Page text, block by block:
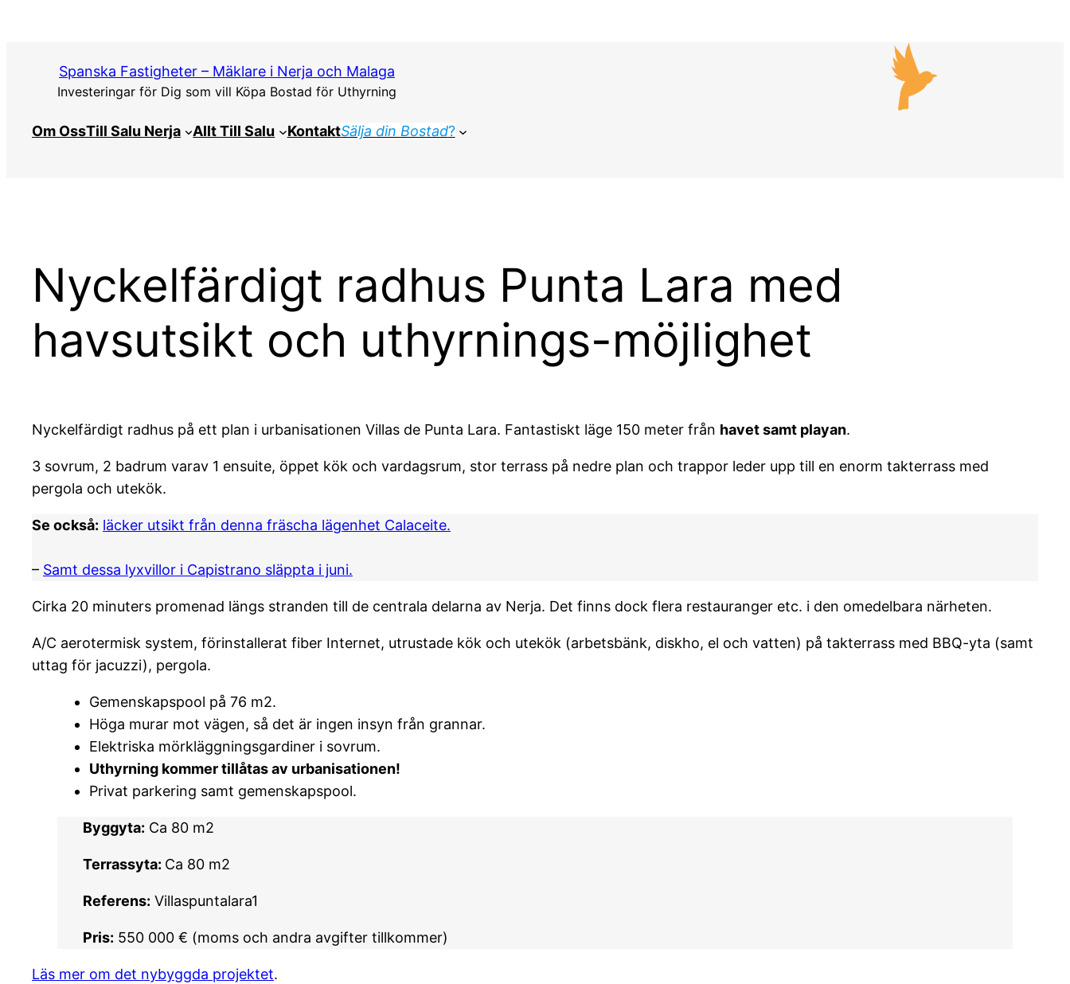
Spanska Fastigheter – Mäklare i Nerja och Malaga
Investeringar för Dig som vill Köpa Bostad för Uthyrning
Om OssTill Salu Nerja Allt Till Salu KontaktSälja din Bostad?
Nyckelfärdigt radhus Punta Lara med
havsutsikt och uthyrnings-möjlighet
Nyckelfärdigt radhus på ett plan i urbanisationen Villas de Punta Lara. Fantastiskt läge 150 meter från havet samt playan.
3 sovrum, 2 badrum varav 1 ensuite, öppet kök och vardagsrum, stor terrass på nedre plan och trappor leder upp till en enorm takterrass med
pergola och utekök.
Se också: läcker utsikt från denna fräscha lägenhet Calaceite.
– Samt dessa lyxvillor i Capistrano släppta i juni.
Cirka 20 minuters promenad längs stranden till de centrala delarna av Nerja. Det finns dock flera restauranger etc. i den omedelbara närheten.
A/C aerotermisk system, förinstallerat fiber Internet, utrustade kök och utekök (arbetsbänk, diskho, el och vatten) på takterrass med BBQ-yta (samt
uttag för jacuzzi), pergola.
Gemenskapspool på 76 m2.
Höga murar mot vägen, så det är ingen insyn från grannar.
Elektriska mörkläggningsgardiner i sovrum.
Uthyrning kommer tillåtas av urbanisationen!
Privat parkering samt gemenskapspool.
Byggyta: Ca 80 m2
Terrassyta: Ca 80 m2
Referens: Villaspuntalara1
Pris: 550 000 € (moms och andra avgifter tillkommer)
Läs mer om det nybyggda projektet.